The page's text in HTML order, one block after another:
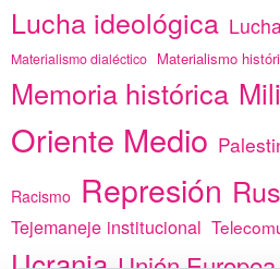
Lucha ideológica
Materialismo dialéctico Materialismo
Memoria histórica
Oriente Medio
Racismo Represión
Tejemaneje institucional